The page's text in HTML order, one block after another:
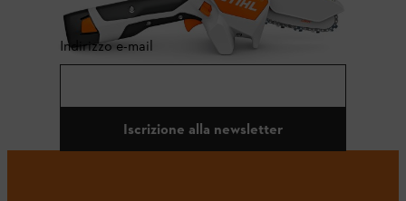
Indirizzo e-mail
Iscrizione alla newsletter